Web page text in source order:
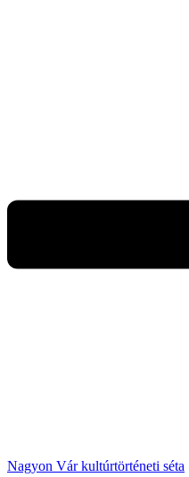
Nagyon Vár kultúrtörténeti séta